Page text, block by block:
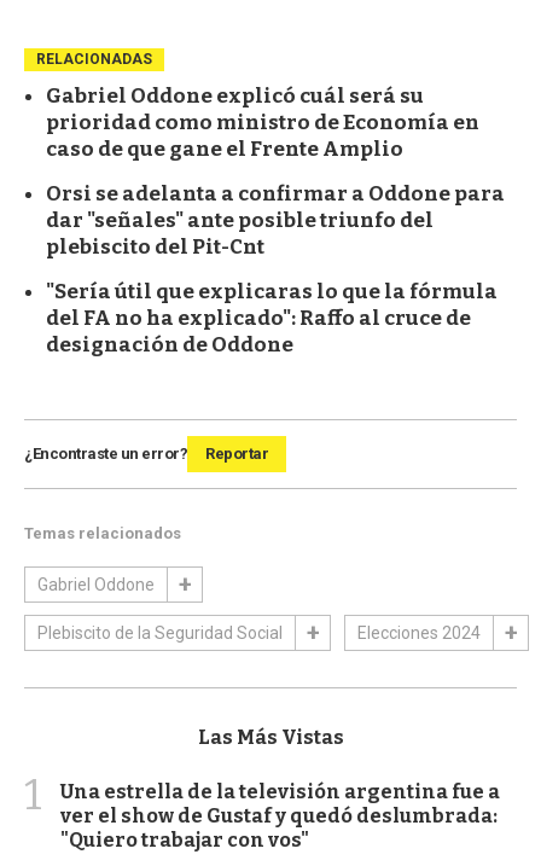
RELACIONADAS
Gabriel Oddone explicó cuál será su
prioridad como ministro de Economía en
caso de que gane el Frente Amplio
Orsi se adelanta a confirmar a Oddone para
dar "señales" ante posible triunfo del
plebiscito del Pit-Cnt
"Sería útil que explicaras lo que la fórmula
del FA no ha explicado": Raffo al cruce de
designación de Oddone
¿Encontraste un error? Reportar
Temas relacionados
Gabriel Oddone
Plebiscito de la Seguridad Social Elecciones 2024
Las Más Vistas
1
Una estrella de la televisión argentina fue a
ver el show de Gustaf y quedó deslumbrada:
"Quiero trabajar con vos"